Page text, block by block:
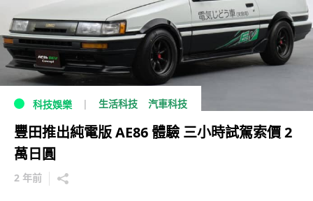
科技娛樂 生活科技 汽車科技
豐田推出純電版 AE86 體驗 三小時試駕索價 2
萬日圓
2 年前